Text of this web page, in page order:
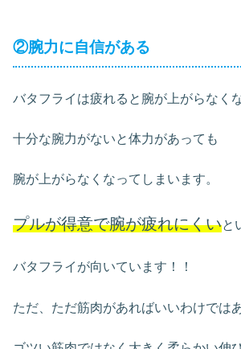
②腕力に自信がある
バタフライは疲れると腕が上がらなく
十分な腕力がないと体力があっても
腕が上がらなくなってしまいます。
プルが得意で腕が疲れにくいと
バタフライが向いています！！
ただ、ただ筋肉があればいいわけでは